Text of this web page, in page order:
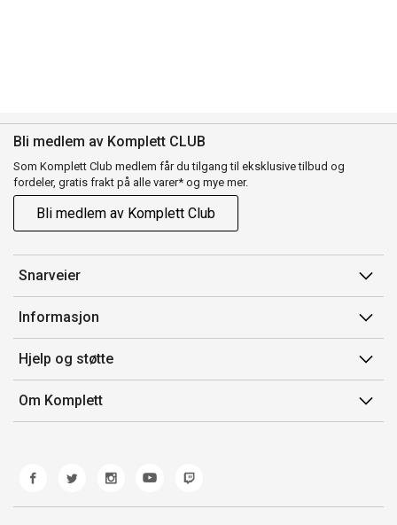
Bli medlem av Komplett CLUB
Som Komplett Club medlem får du tilgang til eksklusive tilbud og
fordeler, gratis frakt på alle varer* og mye mer.
Bli medlem av Komplett Club
Snarveier
Min side
Ordreoversikt
Flex
Komplett Club
Informasjon
Salgsbetingelser
Medlemsvilkår for Komplett Club
Merker/produsent
Hjelp og støtte
Kontakt oss
Kundeservice
Retur
Reklamasjon og garanti
Om Komplett